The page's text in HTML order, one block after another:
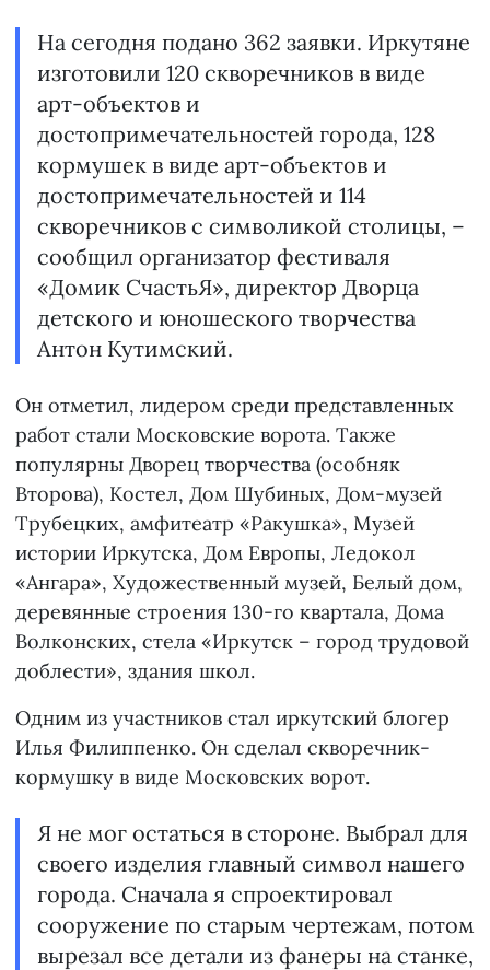
На сегодня подано 362 заявки. Иркутяне
изготовили 120 скворечников в виде
арт-объектов и
достопримечательностей города, 128
кормушек в виде арт-объектов и
достопримечательностей и 114
скворечников с символикой столицы, –
сообщил организатор фестиваля
«Домик СчастьЯ», директор Дворца
детского и юношеского творчества
Антон Кутимский.
Он отметил, лидером среди представленных
работ стали Московские ворота. Также
популярны Дворец творчества (особняк
Второва), Костел, Дом Шубиных, Дом-музей
Трубецких, амфитеатр «Ракушка», Музей
истории Иркутска, Дом Европы, Ледокол
«Ангара», Художественный музей, Белый дом,
деревянные строения 130-го квартала, Дома
Волконских, стела «Иркутск – город трудовой
доблести», здания школ.
Одним из участников стал иркутский блогер
Илья Филиппенко. Он сделал скворечник-
кормушку в виде Московских ворот.
Я не мог остаться в стороне. Выбрал для
своего изделия главный символ нашего
города. Сначала я спроектировал
сооружение по старым чертежам, потом
вырезал все детали из фанеры на станке,